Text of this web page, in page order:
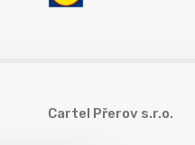
Cartel Přerov s.r.o.